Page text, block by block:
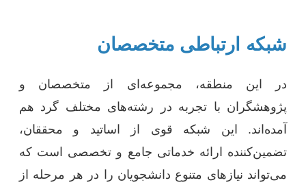
شبکه ارتباطی متخصصان
در این منطقه، مجموعه‌ای از متخصصان و
پژوهشگران با تجربه در رشته‌های مختلف گرد هم
آمده‌اند. این شبکه قوی از اساتید و محققان،
تضمین‌کننده ارائه خدماتی جامع و تخصصی است که
می‌تواند نیازهای متنوع دانشجویان را در هر مرحله از